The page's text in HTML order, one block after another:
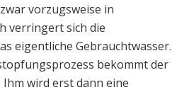
vorzugsweise in
verringert sich die
eigentliche Gebrauchtwasser.
bekommt der
wird erst dann eine